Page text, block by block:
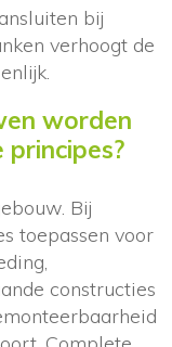
bij
verhoogt de
worden
Bij
toepassen voor
constructies